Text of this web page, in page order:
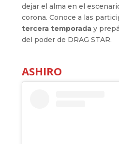
dejar el alma en el
corona. Conoce a las
tercera temporaday
del poder de DRAG STAR.
ASHIRO